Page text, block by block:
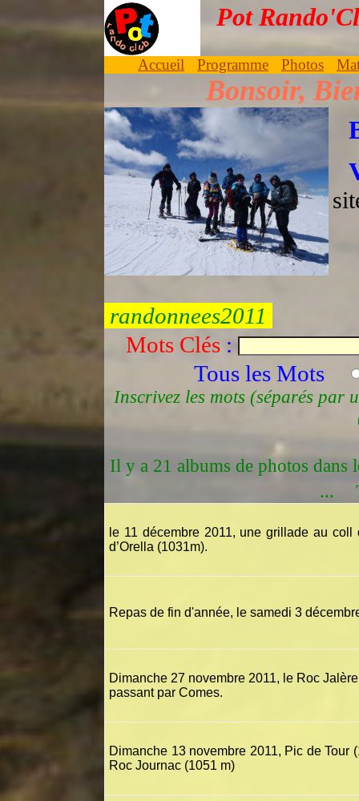
Pot
Accueil Programme Photos
Bonsoir,
Voici les
randonnees2011
Mots Clés :
Tous les Mots
Inscrivez les mots (séparés par
Il y a 21 albums de photos dans
...
le 11 décembre 2011, une grillade au
d’Orella (1031m).
Repas de fin d'année, le samedi 3
Dimanche 27 novembre 2011, le Roc
passant par Comes.
Dimanche 13 novembre 2011, Pic de Tour
Roc Journac (1051 m)